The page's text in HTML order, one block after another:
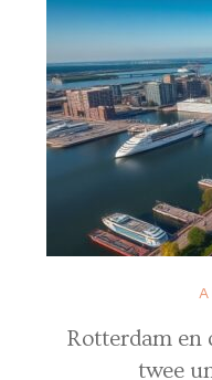
Rotterdam en
twee